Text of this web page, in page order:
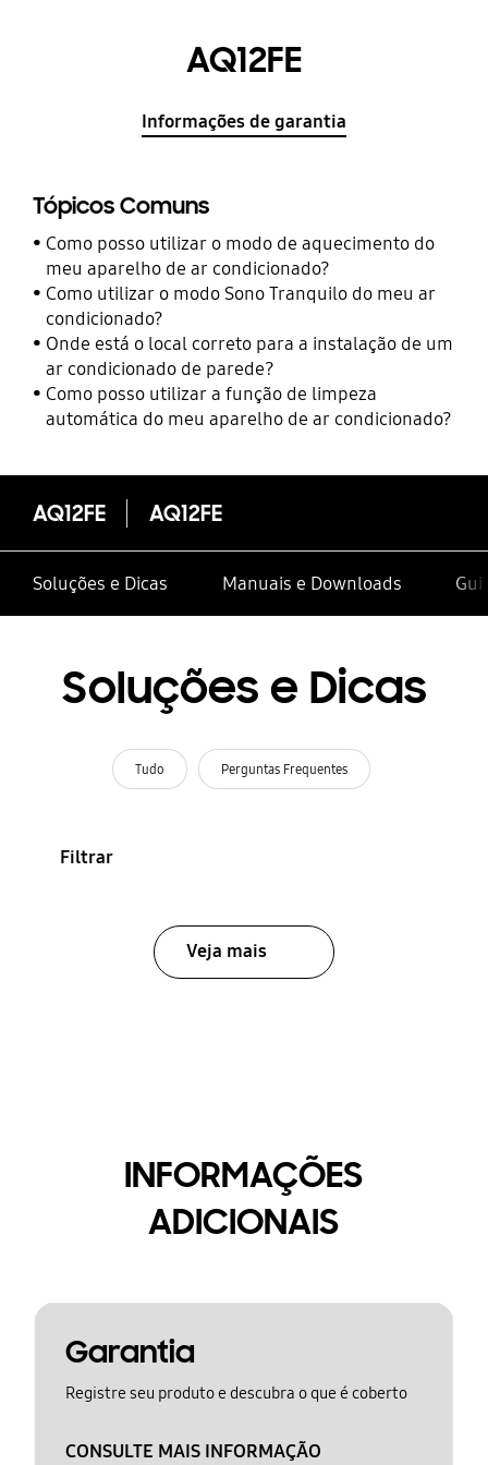
AQ12FE
Informações de garantia
Tópicos Comuns
Como posso utilizar o modo de aquecimento do
meu aparelho de ar condicionado?
Como utilizar o modo Sono Tranquilo do meu ar
condicionado?
Onde está o local correto para a instalação de um
ar condicionado de parede?
Como posso utilizar a função de limpeza
automática do meu aparelho de ar condicionado?
AQ12FE AQ12FE
Soluções e Dicas Manuais e Downloads
Soluções e Dicas
Tudo Perguntas Frequentes
Filtrar
Veja mais
INFORMAÇÕES
ADICIONAIS
Garantia
Registre seu produto e descubra o que é coberto
CONSULTE MAIS INFORMAÇÃO